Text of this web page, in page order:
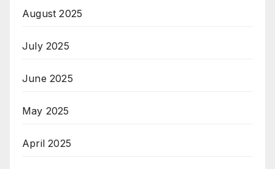
August 2025
July 2025
June 2025
May 2025
April 2025